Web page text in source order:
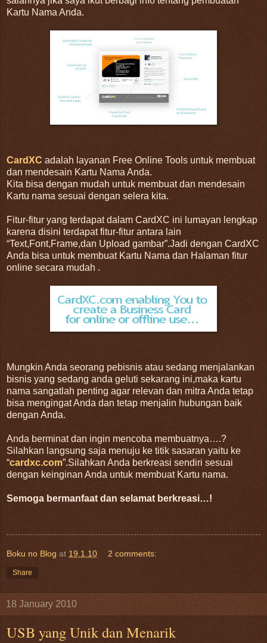
Kartu Nama Anda.
CardXC adalah layanan Free Online Tools untuk membuat
dan mendesain Kartu Nama Anda.
Kita bisa dengan mudah untuk membuat dan mendesain
Kartu nama sesuai dengan selera kita.
Fitur-fitur yang terdapat dalam CardXC ini lumayan lengkap
karena disini terdapat fitur-fitur antara lain
“Text,Font,Frame,dan Upload gambar”.Jadi dengan CardXC
Anda bisa untuk membuat Kartu Nama dan Halaman fitur
online secara mudah .
Mungkin Anda seorang pebisnis atau sedang menjalankan
bisnis yang sedang anda geluti sekarang ini,maka kartu
nama sangatlah penting agar relevan dan mitra Anda tetap
bisa mengingat Anda dan tetap menjalin hubungan baik
dengan Anda.
Anda berminat dan ingin mencoba membuatnya….?
Silahkan langsung saja menuju ke titik sasaran yaitu ke
“cardxc.com”.Silahkan Anda berkreasi sendiri sesuai
dengan keinginan Anda untuk membuat Kartu nama.
Semoga bermanfaat dan selamat berkreasi…!
Boku no Blog at 19.1.10 2 comments:
Share
18 January 2010
USB yang Unik dan Menarik